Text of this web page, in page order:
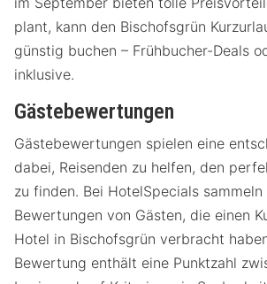
plant, kann den Bischofsgrün
günstig buchen – Frühbucher-Deals
inklusive.
Gästebewertungen
Gästebewertungen spielen eine
dabei, Reisenden zu helfen, den
zu finden. Bei HotelSpecials
Bewertungen von Gästen, die einen
Hotel in Bischofsgrün verbracht
Bewertung enthält eine Punktzahl